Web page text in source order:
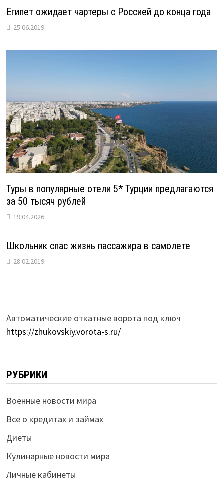
Египет ожидает чартеры с Россией до конца года
25.06.2019
Туры в популярные отели 5* Турции предлагаются
за 50 тысяч рублей
19.04.2026
Школьник спас жизнь пассажира в самолете
28.02.2019
Автоматические откатные ворота под ключ
https://zhukovskiy.vorota-s.ru/
РУБРИКИ
Военные новости мира
Все о кредитах и займах
Диеты
Кулинарные новости мира
Личные кабинеты